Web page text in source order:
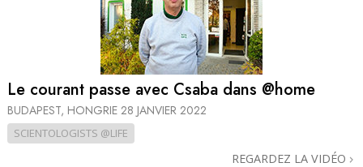
Le courant passe avec Csaba dans @home
BUDAPEST, HONGRIE 28 JANVIER 2022
SCIENTOLOGISTS @LIFE
REGARDEZ LA VIDÉO